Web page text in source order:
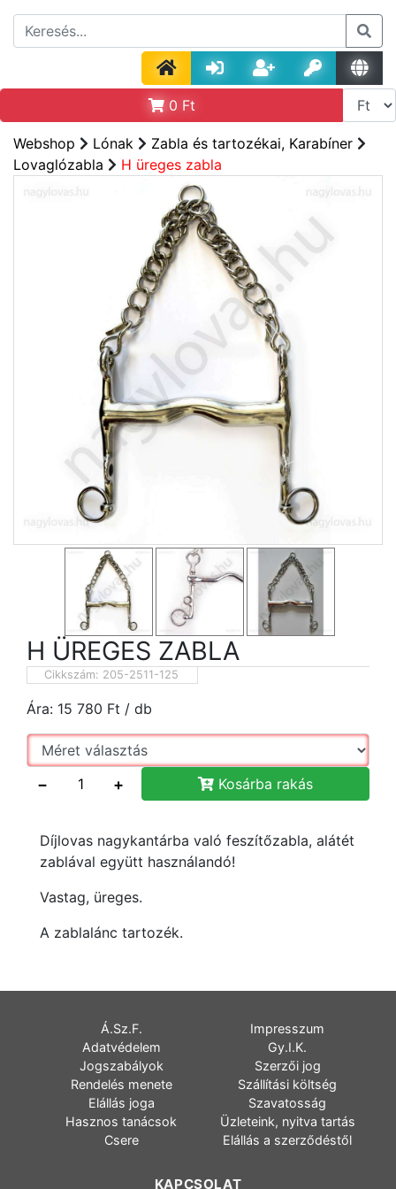
0 Ft
Webshop Lónak
Zabla és tartozékai, Karabíner
Lovaglózabla
H üreges zabla
H ÜREGES ZABLA
Cikkszám: 205-2511-125
Ára: 15 780 Ft / db
− + Kosárba rakás
Díjlovas nagykantárba való feszítőzabla, alátét
zablával együtt használandó!
Vastag, üreges.
A zablalánc tartozék.
Á.Sz.F.
Impresszum
Adatvédelem
Gy.I.K.
Jogszabályok
Szerzői jog
Rendelés menete
Szállítási költség
Elállás joga
Szavatosság
Hasznos tanácsok
Üzleteink, nyitva tartás
Csere
Elállás a szerződéstől
KAPCSOLAT